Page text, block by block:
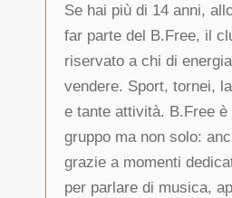
Se hai più di 14 anni,
far parte del B.Free, il
riservato a chi di
vendere. Sport, tornei,
e tante attività. B.Free
gruppo ma non solo:
grazie a momenti
per parlare di musica,